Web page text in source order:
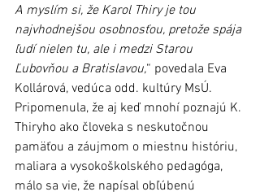
A myslím si, že Karol Thiry je tou
najvhodnejšou osobnosťou, pretože spája
ľudí nielen tu, ale i medzi Starou
Ľubovňou a Bratislavou,“ povedala Eva
Kollárová, vedúca odd. kultúry MsÚ.
Pripomenula, že aj keď mnohí poznajú K.
Thiryho ako človeka s neskutočnou
pamäťou a záujmom o miestnu históriu,
maliara a vysokoškolského pedagóga,
málo sa vie, že napísal obľúbenú